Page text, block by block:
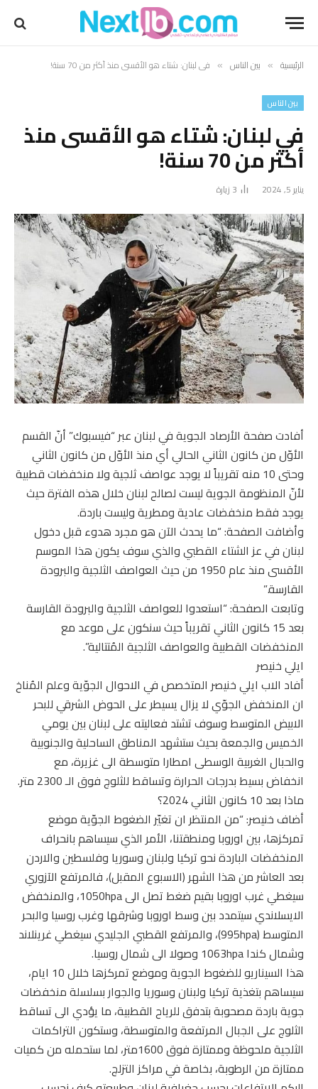
الرئيسية » بين الناس » في لبنان: شتاء هو الأقسى منذ أكثر من 70 سنة!
بين الناس
في لبنان: شتاء هو الأقسى منذ
أكثر من 70 سنة!
يناير 5, 2024 3 زيارة
أفادت صفحة الأرصاد الجوية في لبنان عبر “فيسبوك” أنّ القسم
الأوّل من كانون الثاني الحالي أي منذ الأوّل من كانون الثاني
وحتى 10 منه تقريباً لا يوجد عواصف ثلجية ولا منخفضات قطبية
لأنّ المنظومة الجوية ليست لصالح لبنان خلال هذه الفترة حيث
يوجد فقط منخفضات عادية ومطرية وليست باردة.
وأضافت الصفحة: “ما يحدث الآن هو مجرد هدوء قبل دخول
لبنان في عز الشتاء القطبي والذي سوف يكون هذا الموسم
الأقسى منذ عام 1950 من حيث العواصف الثلجية والبرودة
القارسة.”
وتابعت الصفحة: “استعدوا للعواصف الثلجية والبرودة القارسة
بعد 15 كانون الثاني تقريباً حيث سنكون على موعد مع
المنخفضات القطبية والعواصف الثلجية المُتتالية”.
ايلي خنيصر
أفاد الاب ايلي خنيصر المتخصص في الاحوال الجوّية وعلم المُناخ
ان المنخفض الجوّي لا يزال يسيطر على الحوض الشرقي للبحر
الابيض المتوسط وسوف تشتد فعاليته على لبنان بين يومي
الخميس والجمعة بحيث ستشهد المناطق الساحلية والجنوبية
والحبال الغربية الوسطى امطارا متوسطة الى غزيرة، مع
انخفاض بسيط بدرجات الحرارة وتساقط للثلوج فوق الـ 2300 متر.
ماذا بعد 10 كانون الثاني 2024؟
أضاف خنيصر: “من المنتظر ان تغيّر الضغوط الجوّية موضع
تمركزها، بين اوروبا ومنطقتنا، الأمر الذي سيساهم بانحراف
المنخفضات الباردة نحو تركيا ولبنان وسوريا وفلسطين والاردن
بعد العاشر من هذا الشهر (الاسبوع المقبل)، فالمرتفع الآزوري
سيغطي غرب اوروبا بقيم ضغط تصل الى 1050hpa، والمنخفض
الايسلاندي سيتمدد بين وسط اوروبا وشرقها وغرب روسيا والبحر
المتوسط (995hpa)، والمرتفع القطبي الجليدي سيغطي غرينلاند
وشمال كندا 1063hpa وصولا الى شمال روسيا.
هذا السيناريو للضغوط الجوية وموضع تمركزها خلال 10 ايام،
سيساهم بتغذية تركيا ولبنان وسوريا والجوار بسلسلة منخفضات
جوية باردة مصحوبة بتدفق للرياح القطبية، ما يؤدي الى تساقط
الثلوج على الجبال المرتفعة والمتوسطة، وستكون التراكمات
الثلجية ملحوظة وممتازة فوق 1600متر، لما ستحمله من كميات
ممتازة من الرطوبة، بخاصة في مراكز التزلج.